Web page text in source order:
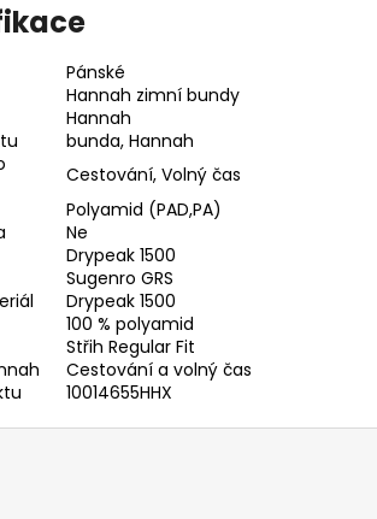
Pánské
Hannah zimní bundy
Hannah
bunda, Hannah
Cestování, Volný čas
Polyamid (PAD,PA)
Ne
Drypeak 1500
Sugenro GRS
Drypeak 1500
100 % polyamid
Střih Regular Fit
Cestování a volný čas
10014655HHX